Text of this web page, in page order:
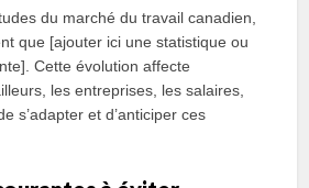
du marché du travail canadien,
que [ajouter ici une statistique ou
Cette évolution affecte
les entreprises, les salaires,
s’adapter et d’anticiper ces